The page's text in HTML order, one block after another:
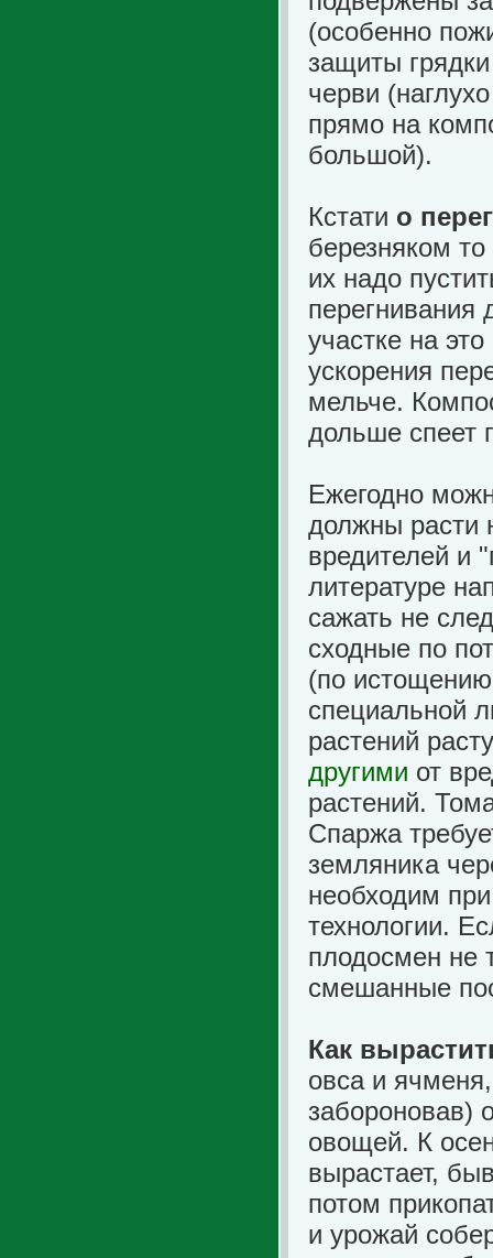
(особенно
защиты грядки
черви
прямо на
большой).
Кстати о
березняком
их надо
перегнивания
участке на
ускорения
мельче.
дольше спеет
Ежегодно
должны расти
вредителей и
литературе
сажать не
сходные по
(по
специальной
растений
другими от
растений.
Спаржа
земляника
необходим
технологии.
плодосмен не
смешанные
Как
овса и
забороновав)
овощей. К
вырастает,
потом
и урожай